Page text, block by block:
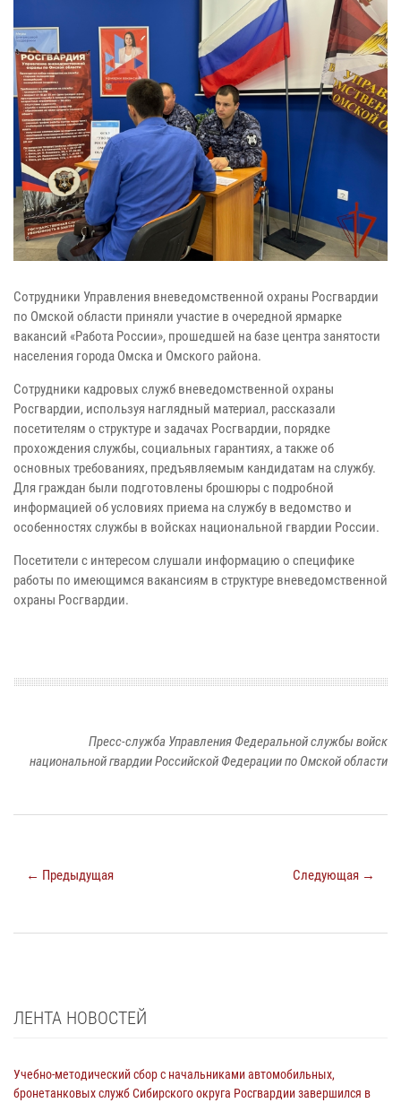
Сотрудники Управления вневедомственной охраны Росгвардии
по Омской области приняли участие в очередной ярмарке
вакансий «Работа России», прошедшей на базе центра занятости
населения города Омска и Омского района.
Сотрудники кадровых служб вневедомственной охраны
Росгвардии, используя наглядный материал, рассказали
посетителям о структуре и задачах Росгвардии, порядке
прохождения службы, социальных гарантиях, а также об
основных требованиях, предъявляемым кандидатам на службу.
Для граждан были подготовлены брошюры с подробной
информацией об условиях приема на службу в ведомство и
особенностях службы в войсках национальной гвардии России.
Посетители с интересом слушали информацию о специфике
работы по имеющимся вакансиям в структуре вневедомственной
охраны Росгвардии.
Пресс-служба Управления Федеральной службы войск
национальной гвардии Российской Федерации по Омской области
← Предыдущая Следующая →
ЛЕНТА НОВОСТЕЙ
Учебно-методический сбор с начальниками автомобильных,
бронетанковых служб Сибирского округа Росгвардии завершился в